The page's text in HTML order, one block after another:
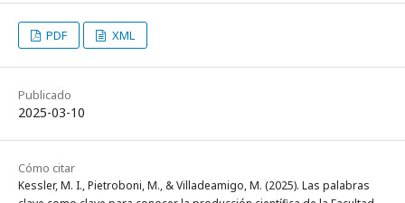
PDF XML
Publicado
2025-03-10
Cómo citar
Kessler, M. I., Pietroboni, M., & Villadeamigo, M. (2025). Las palabras